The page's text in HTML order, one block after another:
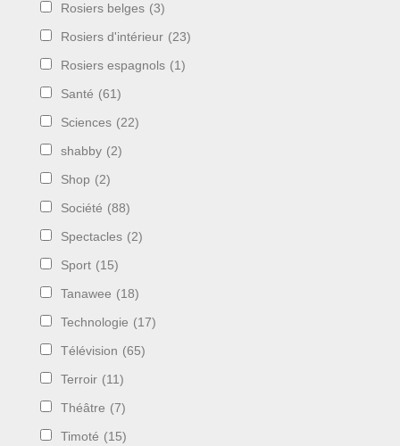
Rosiers belges (3)
Rosiers d'intérieur (23)
Rosiers espagnols (1)
Santé (61)
Sciences (22)
shabby (2)
Shop (2)
Société (88)
Spectacles (2)
Sport (15)
Tanawee (18)
Technologie (17)
Télévision (65)
Terroir (11)
Théâtre (7)
Timoté (15)